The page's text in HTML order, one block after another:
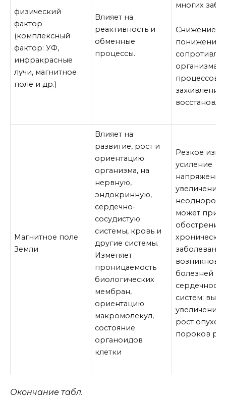
физический
фактор
(комплексный
фактор: УФ,
инфракрасные
лучи, магнитное
поле и др.)
Влияет на
реактивность и
обменные
процессы.
многих
Снижение:
понижение
организма,
процессов
заживления
Магнитное поле
Земли
Влияет на
развитие, рост и
ориентацию
организма, на
нервную,
эндокринную,
сердечно-
сосудистую
системы, кровь и
другие системы.
Изменяет
проницаемость
биологических
мембран,
ориентацию
макромолекул,
состояние
органоидов
клетки
Резкое
усиление
напряжения,
увеличение
может
обострению
болезней
систем;
увеличение
рост
пороков
Окончание табл.